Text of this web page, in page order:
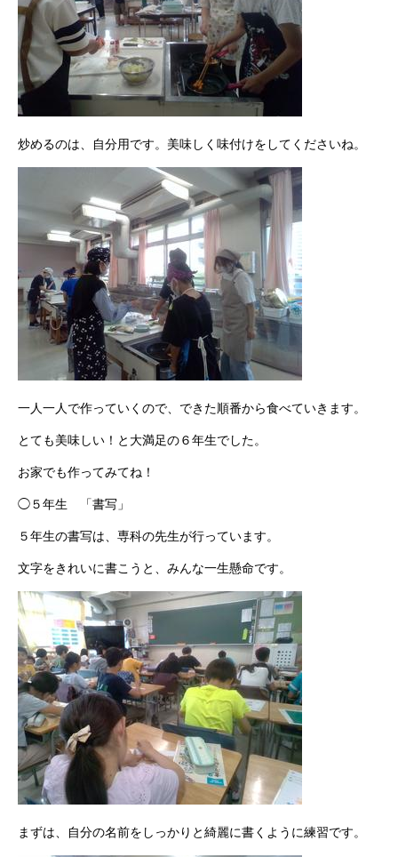
炒めるのは、自分用です。美味しく味付けをしてくださいね。
一人一人で作っていくので、できた順番から食べていきます。
とても美味しい！と大満足の６年生でした。
お家でも作ってみてね！
◯５年生 「書写」
５年生の書写は、専科の先生が行っています。
文字をきれいに書こうと、みんな一生懸命です。
まずは、自分の名前をしっかりと綺麗に書くように練習です。